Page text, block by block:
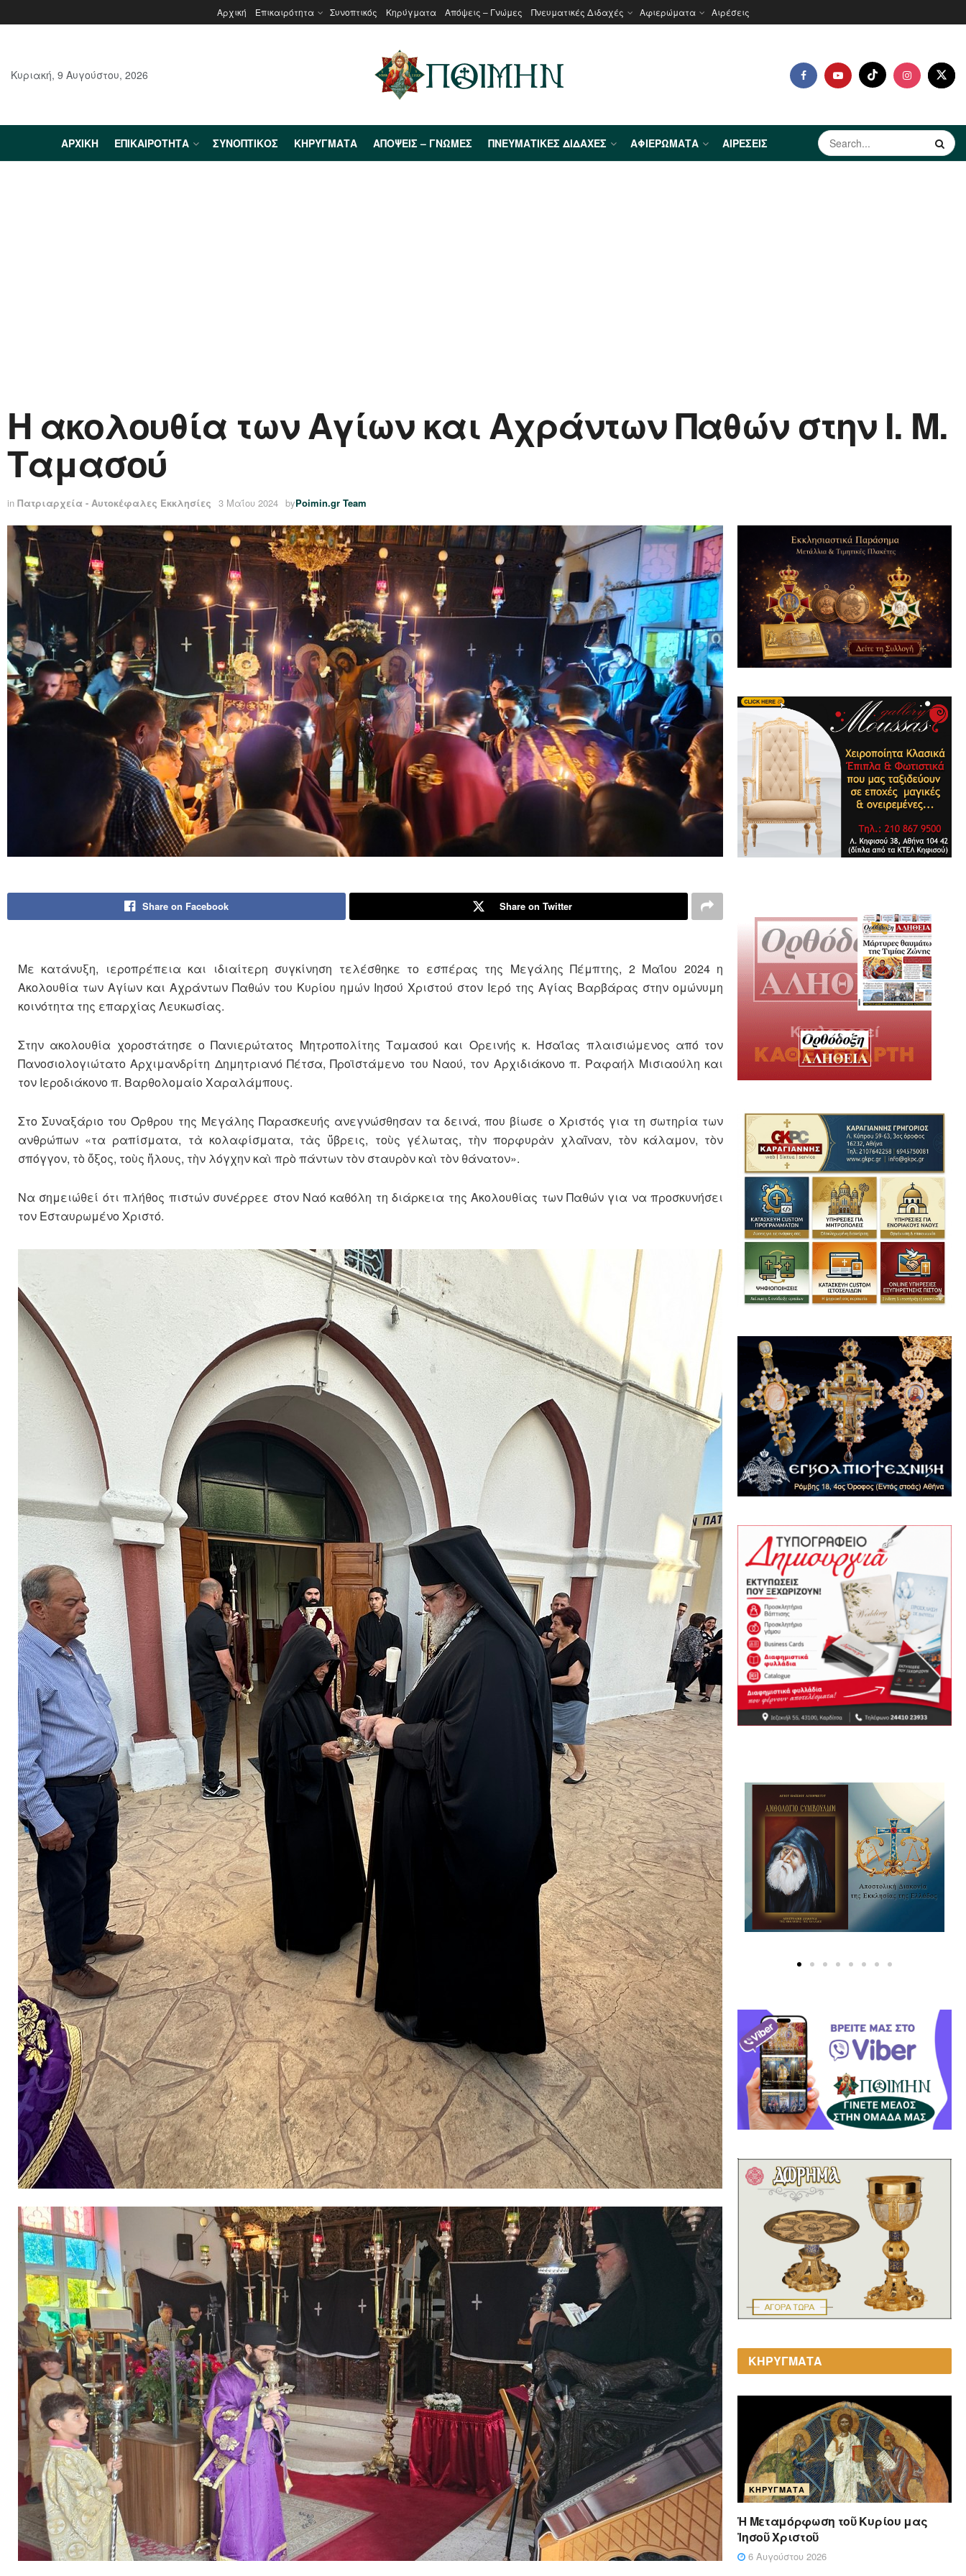
Αρχική Επικαιρότητα Συνοπτικός Κηρύγματα Απόψεις – Γνώμες Πνευματικές Διδαχές Αφιερώματα Αιρέσεις
Κυριακή, 9 Αυγούστου, 2026
ΑΡΧΙΚΉ ΕΠΙΚΑΙΡΌΤΗΤΑ ΣΥΝΟΠΤΙΚΌΣ ΚΗΡΎΓΜΑΤΑ ΑΠΌΨΕΙΣ – ΓΝΏΜΕΣ ΠΝΕΥΜΑΤΙΚΈΣ ΔΙΔΑΧΈΣ ΑΦΙΕΡΏΜΑΤΑ ΑΙΡΈΣΕΙΣ
Η ακολουθία των Αγίων και Αχράντων Παθών στην Ι. Μ.
Ταμασού
in Πατριαρχεία - Αυτοκέφαλες Εκκλησίες 3 Μαΐου 2024 byPoimin.gr Team
Share on Facebook Share on Twitter
Με κατάνυξη, ιεροπρέπεια και ιδιαίτερη συγκίνηση τελέσθηκε το εσπέρας της Μεγάλης Πέμπτης, 2 Μαΐου 2024 η
Ακολουθία των Αγίων και Αχράντων Παθών του Κυρίου ημών Ιησού Χριστού στον Ιερό της Αγίας Βαρβάρας στην ομώνυμη
κοινότητα της επαρχίας Λευκωσίας.
Στην ακολουθία χοροστάτησε ο Πανιερώτατος Μητροπολίτης Ταμασού και Ορεινής κ. Ησαΐας πλαισιώμενος από τον
Πανοσιολογιώτατο Αρχιμανδρίτη Δημητριανό Πέτσα, Προϊστάμενο του Ναού, τον Αρχιδιάκονο π. Ραφαήλ Μισιαούλη και
τον Ιεροδιάκονο π. Βαρθολομαίο Χαραλάμπους.
Στο Συναξάριο του Όρθρου της Μεγάλης Παρασκευής ανεγνώσθησαν τα δεινά, που βίωσε ο Χριστός για τη σωτηρία των
ανθρώπων «τα ραπίσματα, τὰ κολαφίσματα, τὰς ὕβρεις, τοὺς γέλωτας, τὴν πορφυρὰν χλαῖναν, τὸν κάλαμον, τὸν
σπόγγον, τὸ ὄξος, τοὺς ἥλους, τὴν λόγχην καὶ πρὸ πάντων τὸν σταυρὸν καὶ τὸν θάνατον».
Να σημειώθεί ότι πλήθος πιστών συνέρρεε στον Ναό καθόλη τη διάρκεια της Ακολουθίας των Παθών για να προσκυνήσει
τον Εσταυρωμένο Χριστό.
ΚΗΡΥΓΜΑΤΑ
ΚΗΡΎΓΜΑΤΑ
Ἡ Μεταμόρφωση τοῦ Κυρίου μας
Ἰησοῦ Χριστοῦ
6 Αυγούστου 2026